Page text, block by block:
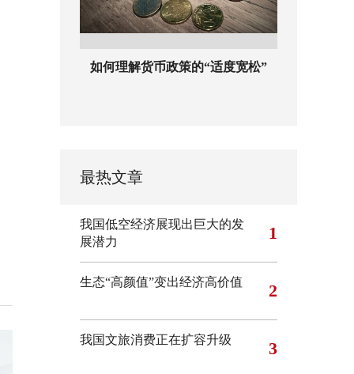
如何理解货币政策的“适度宽松”
最热文章
我国低空经济展现出巨大的发
展潜力
1
生态“高颜值”变出经济高价值 2
我国文旅消费正在扩容升级 3